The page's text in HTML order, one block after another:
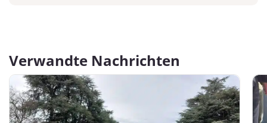
Verwandte Nachrichten